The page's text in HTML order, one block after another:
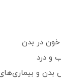
در بدن
و درد
بدن و